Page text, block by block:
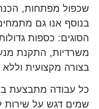
שכפול מפתחות,
בנוסף אנו גם
הסוגים: כספות
משרדיות, התקנת
בצורה מקצועית וללא
כל עבודה מתבצעת
שמים דגש על שירות